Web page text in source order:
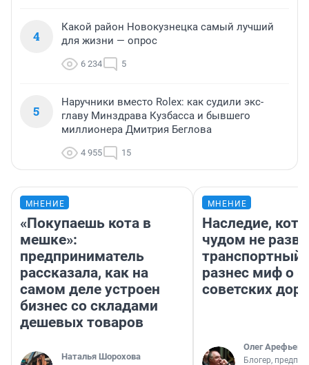
4
Какой район Новокузнецка самый лучший
для жизни — опрос
6 234 5
5
Наручники вместо Rolex: как судили экс-
главу Минздрава Кузбасса и бывшего
миллионера Дмитрия Беглова
4 955 15
МНЕНИЕ
«Покупаешь кота в
мешке»:
предприниматель
рассказала, как на
самом деле устроен
бизнес со складами
дешевых товаров
Наталья Шорохова
МНЕНИЕ
Наследие,
чудом не
транспортный
разнес миф о
советских
Олег Арефьев
Блогер,